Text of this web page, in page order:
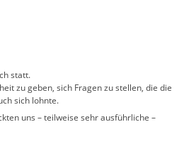
statt.
zu geben, sich Fragen zu stellen, die die
sich lohnte.
uns – teilweise sehr ausführliche –